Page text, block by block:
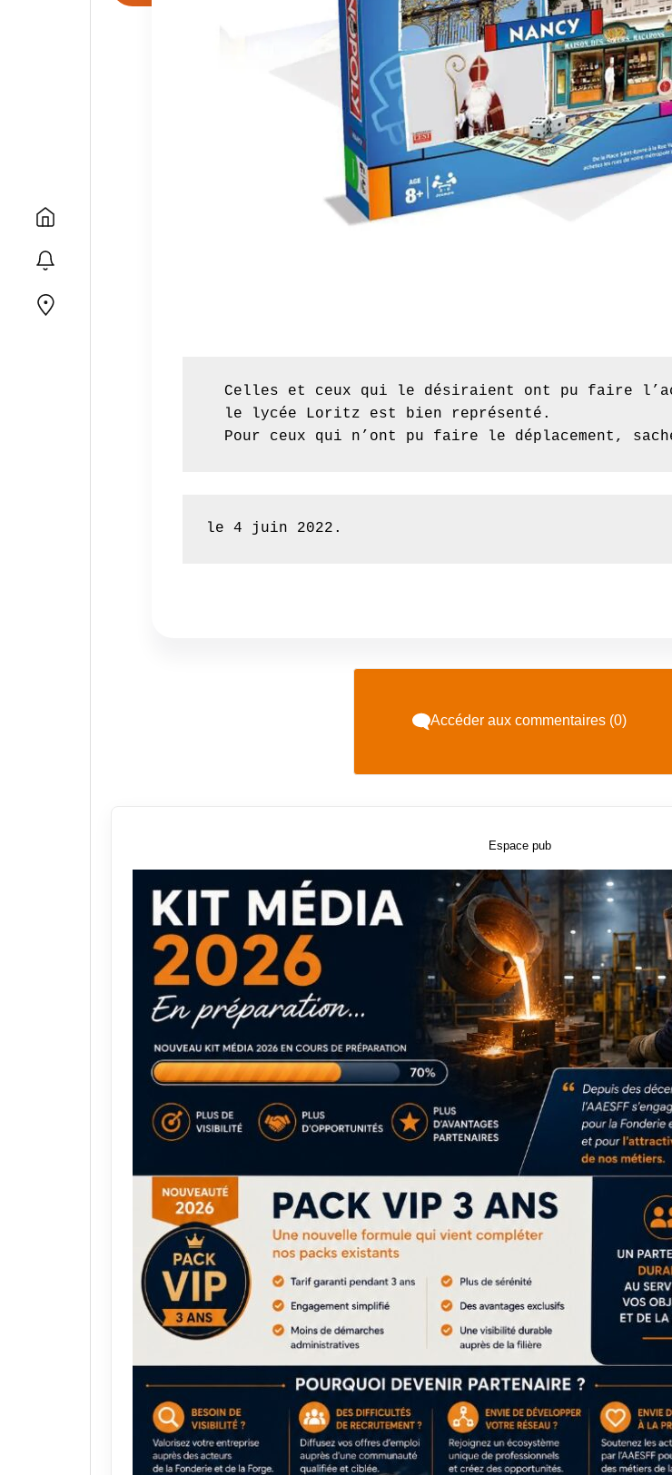
Celles et ceux qui le désiraient ont pu faire
  le lycée Loritz est bien représenté.
Pour ceux qui n’ont pu faire le déplacement,
le 4 juin 2022.
Accéder aux commentaires (0)
Espace pub